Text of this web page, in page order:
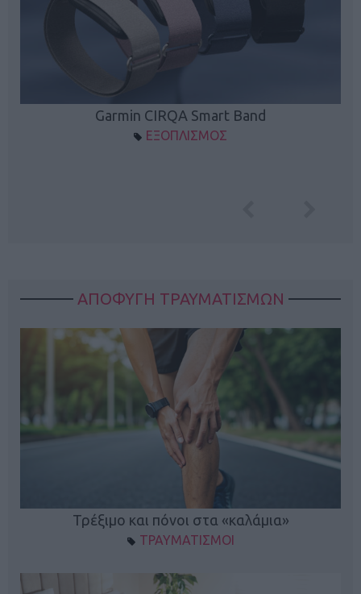
Garmin CIRQA Smart Band
ΕΞΟΠΛΙΣΜΟΣ
ΑΠΟΦΥΓΗ ΤΡΑΥΜΑΤΙΣΜΩΝ
Τρέξιμο και πόνοι στα «καλάμια»
ΤΡΑΥΜΑΤΙΣΜΟΙ